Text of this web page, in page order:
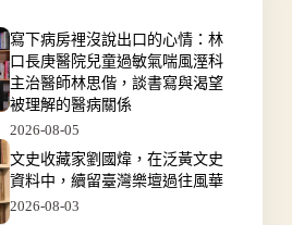
寫下病房裡沒說出口的心情：林
口長庚醫院兒童過敏氣喘風溼科
主治醫師林思偕，談書寫與渴望
被理解的醫病關係
2026-08-05
文史收藏家劉國煒，在泛黃文史
資料中，續留臺灣樂壇過往風華
2026-08-03